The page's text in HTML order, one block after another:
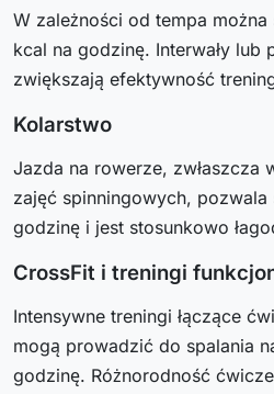
W zależności od tempa
kcal na godzinę. Interwały
zwiększają efektywność
Kolarstwo
Jazda na rowerze, zwłaszcza
zajęć spinningowych,
godzinę i jest stosunkowo
CrossFit i treningi
Intensywne treningi łączące
mogą prowadzić do spalania
godzinę. Różnorodność